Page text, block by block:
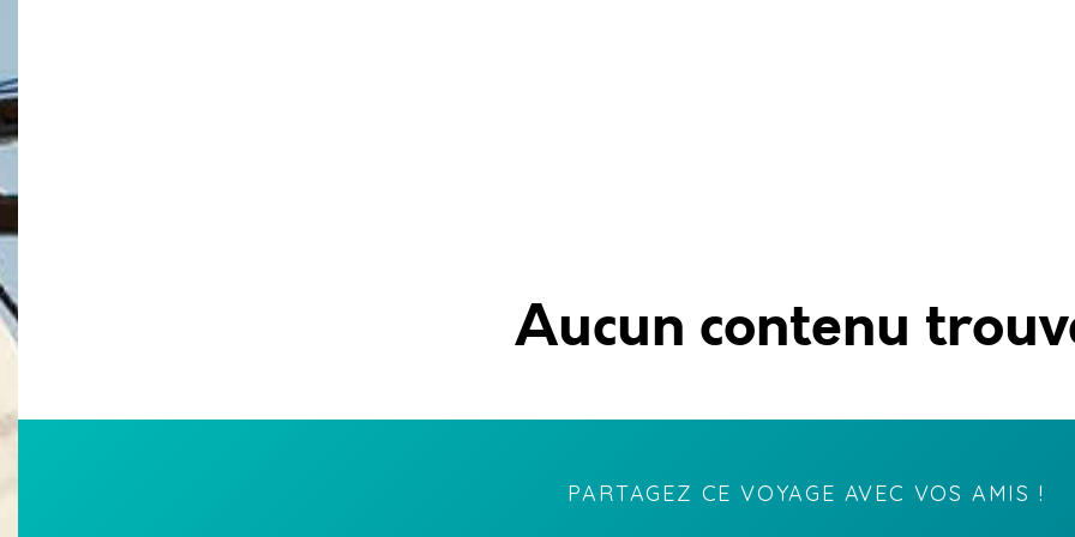
Aucun contenu
PARTAGEZ CE VOYAGE AVEC VOS AMIS !